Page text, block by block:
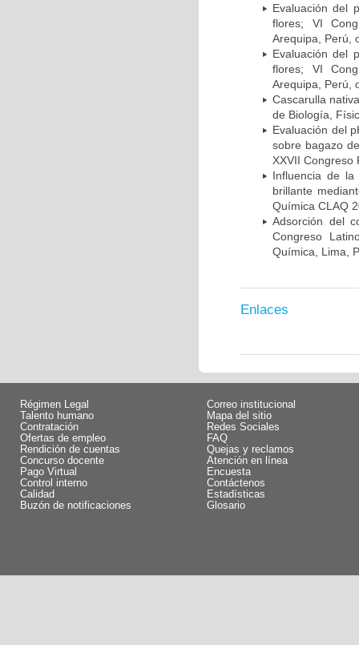
Evaluación del
flores; VI
Arequipa, Perú,
Evaluación del
flores; VI
Arequipa, Perú,
Cascarulla
de Biología,
Evaluación del
sobre bagazo
XXVII Congreso
Influencia de
brillante
Química CLAQ
Adsorción del
Congreso
Química, Lima,
Enlaces
Régimen Legal
Talento humano
Contratación
Ofertas de empleo
Rendición de cuentas
Concurso docente
Pago Virtual
Control interno
Calidad
Buzón de notificaciones
Correo institucional
Mapa del sitio
Redes Sociales
FAQ
Quejas y reclamos
Atención en línea
Encuesta
Contáctenos
Estadísticas
Glosario